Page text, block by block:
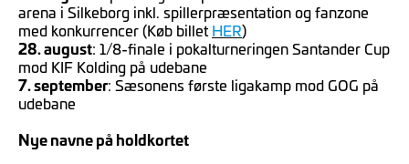
arena i Silkeborg inkl. spillerpræsentation og fanzone
med konkurrencer (Køb billet HER)
28. august: 1/8-finale i pokalturneringen Santander Cup
mod KIF Kolding på udebane
7. september: Sæsonens første ligakamp mod GOG på
udebane
Nye navne på holdkortet